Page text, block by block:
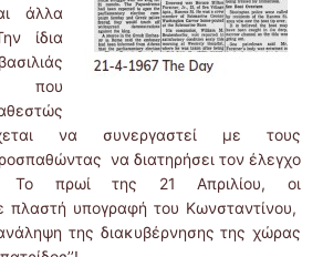
άλλα
ίδια
που
να συνεργαστεί με τους
να διατηρήσει τον έλεγχο
Το πρωί της 21 Απριλίου, οι
πλαστή υπογραφή του Κωνσταντίνου,
της διακυβέρνησης της χώρας